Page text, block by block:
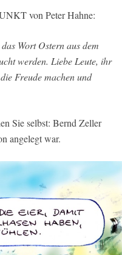
von Peter Hahne:
Wort Ostern aus dem
werden. Liebe Leute, ihr
Freude machen und
Sie selbst: Bernd Zeller
angelegt war.